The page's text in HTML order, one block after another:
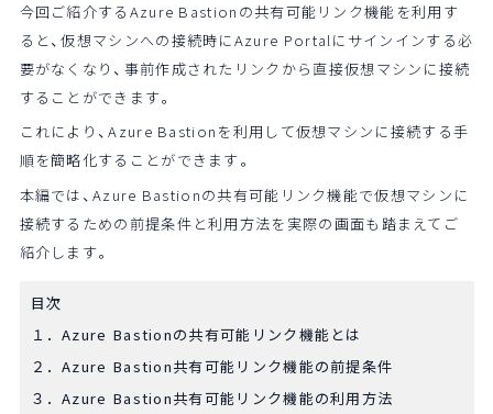
今回ご紹介するAzure Bastionの共有可能リンク機能を利用す
ると、仮想マシンへの接続時にAzure Portalにサインインする必
要がなくなり、事前作成されたリンクから直接仮想マシンに接続
することができます。
これにより、Azure Bastionを利用して仮想マシンに接続する手
順を簡略化することができます。
本編では、Azure Bastionの共有可能リンク機能で仮想マシンに
接続するための前提条件と利用方法を実際の画面も踏まえてご
紹介します。
目次
１．Azure Bastionの共有可能リンク機能とは
２．Azure Bastion共有可能リンク機能の前提条件
３．Azure Bastion共有可能リンク機能の利用方法